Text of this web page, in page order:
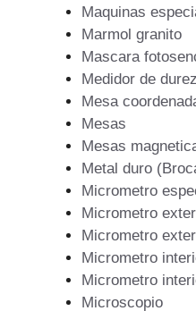
Maquinas
Marmol granito
Mascara
Medidor de
Mesa
Mesas
Mesas
Metal duro
Micrometro
Micrometro
Micrometro
Micrometro
Micrometro
Microscopio